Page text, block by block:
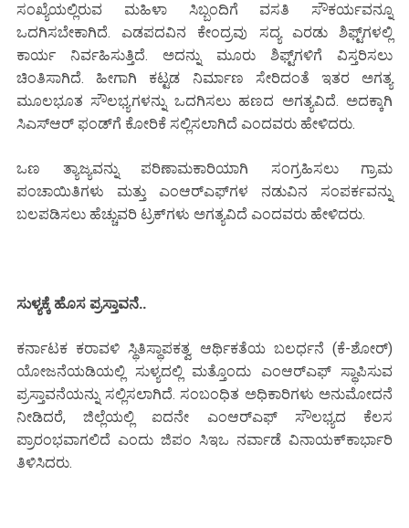
ಸಂಖ್ಯೆಯಲ್ಲಿರುವ ಮಹಿಳಾ ಸಿಬ್ಬಂದಿಗೆ ವಸತಿ ಸೌಕರ್ಯವನ್ನೂ
ಒದಗಿಸಬೇಕಾಗಿದೆ. ಎಡಪದವಿನ ಕೇಂದ್ರವು ಸದ್ಯ ಎರಡು ಶಿಫ್ಟ್‌ಗಳಲ್ಲಿ
ಕಾರ್ಯ ನಿರ್ವಹಿಸುತ್ತಿದೆ. ಅದನ್ನು ಮೂರು ಶಿಫ್ಟ್‌ಗಳಿಗೆ ವಿಸ್ತರಿಸಲು
ಚಿಂತಿಸಾಗಿದೆ. ಹೀಗಾಗಿ ಕಟ್ಟಡ ನಿರ್ಮಾಣ ಸೇರಿದಂತೆ ಇತರ ಅಗತ್ಯ
ಮೂಲಭೂತ ಸೌಲಭ್ಯಗಳನ್ನು ಒದಗಿಸಲು ಹಣದ ಅಗತ್ಯವಿದೆ. ಅದಕ್ಕಾಗಿ
ಸಿಎಸ್‌ಆರ್ ಫಂಡ್‌ಗೆ ಕೋರಿಕೆ ಸಲ್ಲಿಸಲಾಗಿದೆ ಎಂದವರು ಹೇಳಿದರು.
ಒಣ ತ್ಯಾಜ್ಯವನ್ನು ಪರಿಣಾಮಕಾರಿಯಾಗಿ ಸಂಗ್ರಹಿಸಲು ಗ್ರಾಮ
ಪಂಚಾಯಿತಿಗಳು ಮತ್ತು ಎಂಆರ್‌ಎಫ್‌ಗಳ ನಡುವಿನ ಸಂಪರ್ಕವನ್ನು
ಬಲಪಡಿಸಲು ಹೆಚ್ಚುವರಿ ಟ್ರಕ್‌ಗಳು ಅಗತ್ಯವಿದೆ ಎಂದವರು ಹೇಳಿದರು.
ಸುಳ್ಯಕ್ಕೆ ಹೊಸ ಪ್ರಸ್ತಾವನೆ..
ಕರ್ನಾಟಕ ಕರಾವಳಿ ಸ್ಥಿತಿಸ್ಥಾಪಕತ್ವ ಆರ್ಥಿಕತೆಯ ಬಲರ್ಧನೆ (ಕೆ-ಶೋರ್)
ಯೋಜನೆಯಡಿಯಲ್ಲಿ ಸುಳ್ಯದಲ್ಲಿ ಮತ್ತೊಂದು ಎಂಆರ್‌ಎಫ್ ಸ್ಥಾಪಿಸುವ
ಪ್ರಸ್ತಾವನೆಯನ್ನು ಸಲ್ಲಿಸಲಾಗಿದೆ. ಸಂಬಂಧಿತ ಅಧಿಕಾರಿಗಳು ಅನುಮೋದನೆ
ನೀಡಿದರೆ, ಜಿಲ್ಲೆಯಲ್ಲಿ ಐದನೇ ಎಂಆರ್‌ಎಫ್ ಸೌಲಭ್ಯದ ಕೆಲಸ
ಪ್ರಾರಂಭವಾಗಲಿದೆ ಎಂದು ಜಿಪಂ ಸಿಇಒ ನರ್ವಾಡೆ ವಿನಾಯಕ್‌ಕಾರ್ಭಾರಿ
ತಿಳಿಸಿದರು.